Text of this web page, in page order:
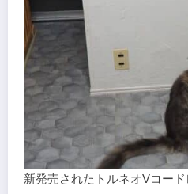
新発売されたトルネオVコード